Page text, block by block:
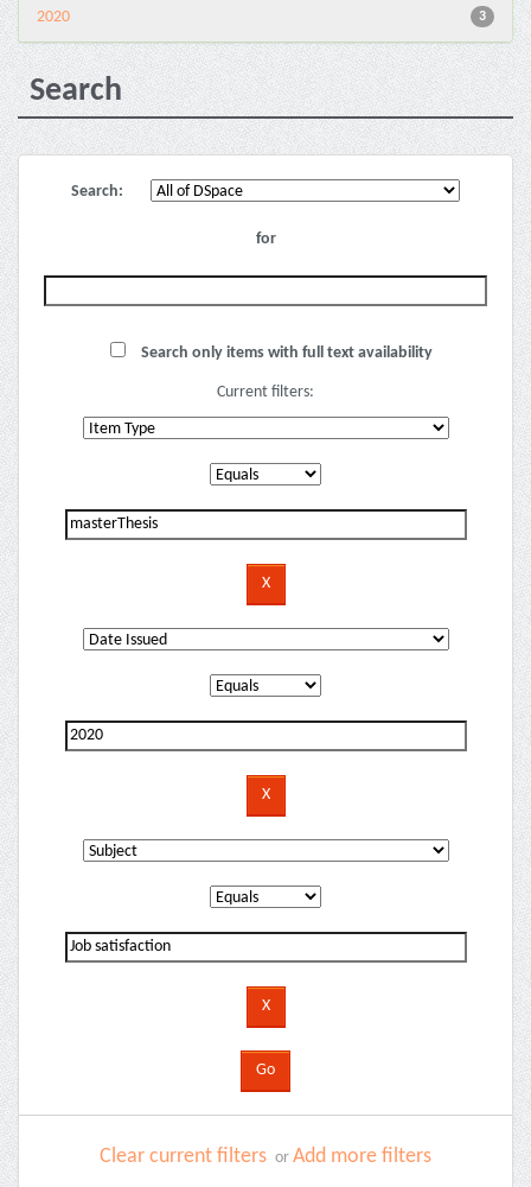
3
2020
Search
Search:
for
Search only items with full text availability
Current filters:
Clear current filters or Add more filters